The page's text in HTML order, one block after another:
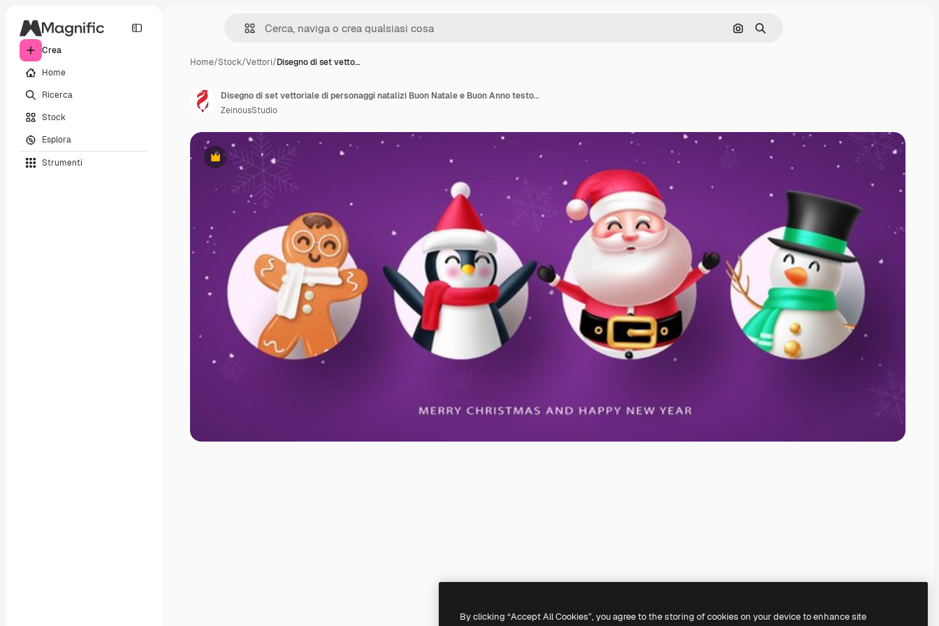
Crea
Home
Ricerca
Stock
Esplora
Strumenti
Cerca per immagine
Ricerca
Home/Stock/Vettori/Disegno di set vetto…
Premium
Disegno di set vettoriale di personaggi natalizi Buon Natale e Buon Anno testo con Babbo Natale
ZeinousStudio
By clicking “Accept All Cookies”, you agree to the storing of cookies on your device to enhance site